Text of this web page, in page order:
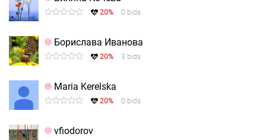
20% 0 bids
Борислава Иванова
20% 3 bids
Maria Kerelska
20% 0 bids
vfiodorov